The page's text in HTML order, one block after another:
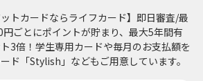
ットカードならライフカード】即日審査/最
ごとにポイントが貯まり、最大5年間有
3倍！学生専用カードや毎月のお支払額を
ド「Stylish」などもご用意しています。